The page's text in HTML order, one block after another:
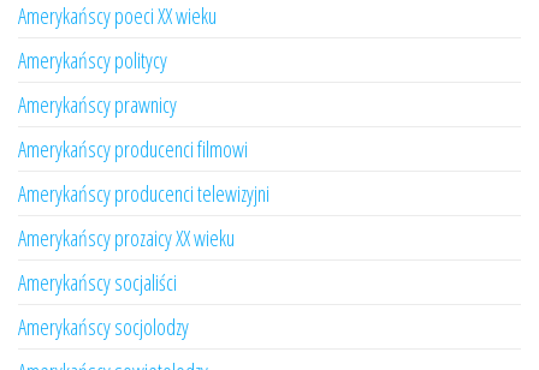
Amerykańscy poeci XX wieku
Amerykańscy politycy
Amerykańscy prawnicy
Amerykańscy producenci filmowi
Amerykańscy producenci telewizyjni
Amerykańscy prozaicy XX wieku
Amerykańscy socjaliści
Amerykańscy socjolodzy